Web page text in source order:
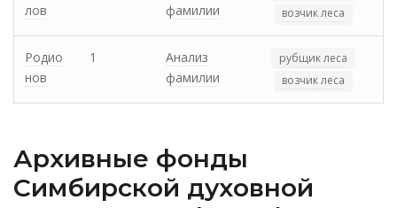
лов
фамилии
возчик леса
Родио
нов
1
Анализ
фамилии
рубщик леса
возчик леса
Архивные фонды
Cимбирской духовной